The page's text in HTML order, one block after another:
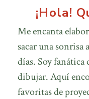
¡Hola!
Me encanta
sacar una sonrisa
días. Soy
dibujar. Aquí
favoritas de